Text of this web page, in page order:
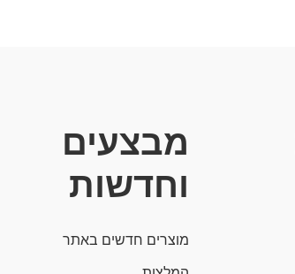
מבצעים
וחדשות
מוצרים חדשים באתר